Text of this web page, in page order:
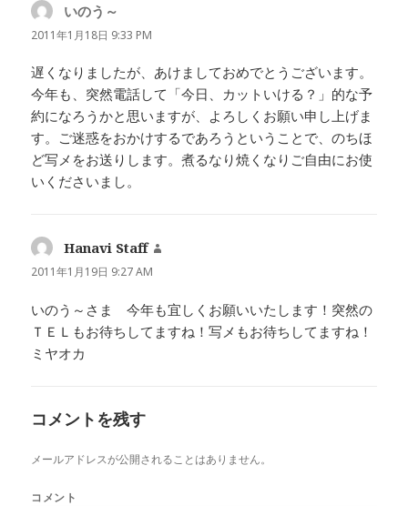
いのう～
り:
2011年1月18日 9:33 PM
遅くなりましたが、あけましておめでとうございます。
今年も、突然電話して「今日、カットいける？」的な予
約になろうかと思いますが、よろしくお願い申し上げま
す。ご迷惑をおかけするであろうということで、のちほ
ど写メをお送りします。煮るなり焼くなりご自由にお使
いくださいまし。
Hanavi Staff
2011年1月19日 9:27 AM
いのう～さま 今年も宜しくお願いいたします！突然の
ＴＥＬもお待ちしてますね！写メもお待ちしてますね！
ミヤオカ
コメントを残す
メールアドレスが公開されることはありません。
コメント